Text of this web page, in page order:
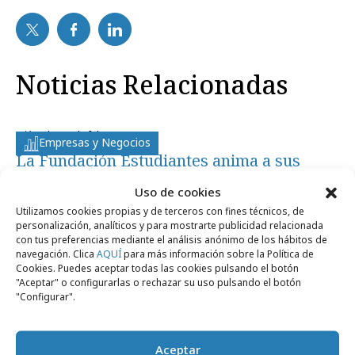
Uso de cookies
Utilizamos cookies propias y de terceros con fines técnicos, de
personalización, analíticos y para mostrarte publicidad relacionada
con tus preferencias mediante el análisis anónimo de los hábitos de
navegación. Clica AQUÍpara más información sobre la Política de
Cookies. Puedes aceptar todas las cookies pulsando el botón
"Aceptar" o configurarlas o rechazar su uso pulsando el botón
"Configurar".
Aceptar
Noticias Relacionadas
Empresas y Negocios
miércoles, 8 de febrero 2012
La Fundación Estudiantes anima a sus
seguidores a donar sangre
Campañas
jueves, 7 de abril 2011
easyJet hace volar a los aficionados del
Asefa Estudiantes